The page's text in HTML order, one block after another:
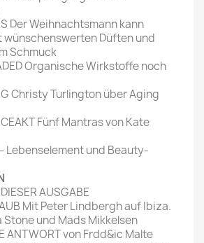
Der Weihnachtsmann kann
wünschenswerten Düften und
Schmuck
Organische Wirkstoffe noch
Christy Turlington über Aging
Fünf Mantras von Kate
Lebenselement und Beauty-
AUSGABE
Mit Peter Lindbergh auf Ibiza.
Stone und Mads Mikkelsen
ANTWORT von Frdd&ic Malte